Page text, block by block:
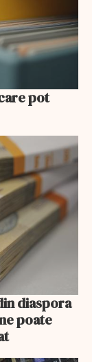
pot
diaspora
poate